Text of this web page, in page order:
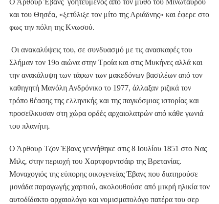
Ο Άρθουρ Έβανς γοητευμένος από τον μύθο του Μινώταυρου
και του Θησέα, «ξετύλιξε τον μίτο της Αριάδνης» και έφερε στο
φως την πόλη της Κνωσού.
Οι ανακαλύψεις του, σε συνδυασμό με τις ανασκαφές του
Σλήμαν τον 19ο αιώνα στην Τροία και στις Μυκήνες αλλά και
την ανακάλυψη των τάφων των μακεδόνων βασιλέων από τον
καθηγητή Μανόλη Ανδρόνικο το 1977, άλλαξαν ριζικά τον
τρόπο θέασης της ελληνικής και της παγκόσμιας ιστορίας και
προσείλκυσαν στη χώρα ορδές αρχαιολατρών από κάθε γωνιά
του πλανήτη.
Ο Άρθουρ Τζον Έβανς γεννήθηκε στις 8 Ιουλίου 1851 στο Νας
Μιλς, στην περιοχή του Χαρτφορντσάιρ της Βρετανίας.
Μοναχογιός της εύπορης οικογενείας Έβανς που διατηρούσε
μονάδα παραγωγής χαρτιού, ακολουθούσε από μικρή ηλικία τον
αυτοδίδακτο αρχαιολόγο και νομισματολόγο πατέρα του σερ